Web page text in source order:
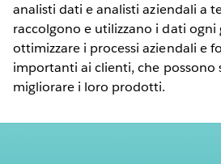
analisti dati e analisti aziendali a
raccolgono e utilizzano i dati ogni
ottimizzare i processi aziendali e
importanti ai clienti, che possono
migliorare i loro prodotti.